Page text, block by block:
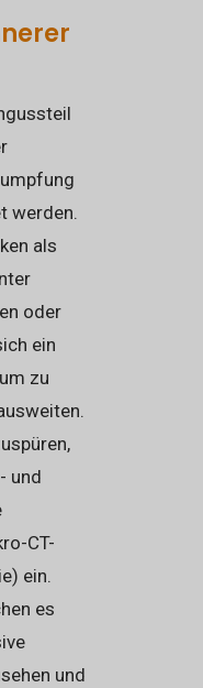
werden.
als
oder
ein
zu
und
CT-
ein.
es
und